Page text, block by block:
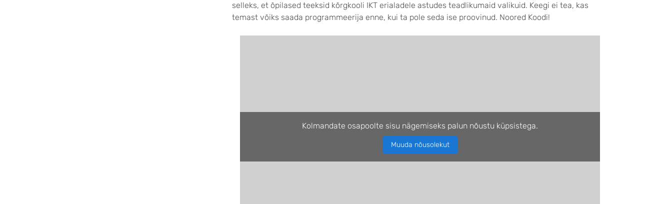
selleks, et õpilased teeksid kõrgkooli IKT erialadele astudes teadlikumaid valikuid. Keegi ei tea, kas
temast võiks saada programmeerija enne, kui ta pole seda ise proovinud. Noored Koodi!
Kolmandate osapoolte sisu nägemiseks palun nõustu küpsistega.
Muuda nõusolekut